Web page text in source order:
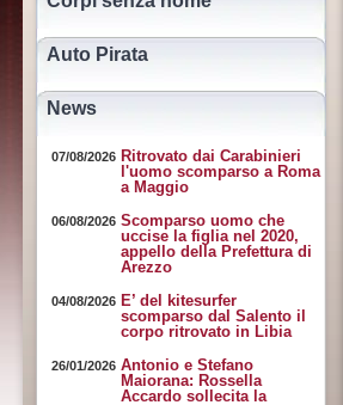
Auto Pirata
News
07/08/2026 Ritrovato dai Carabinieri
l'uomo scomparso a Roma
a Maggio
06/08/2026 Scomparso uomo che
uccise la figlia nel 2020,
appello della Prefettura di
Arezzo
04/08/2026 E’ del kitesurfer
scomparso dal Salento il
corpo ritrovato in Libia
26/01/2026 Antonio e Stefano
Maiorana: Rossella
Accardo sollecita la